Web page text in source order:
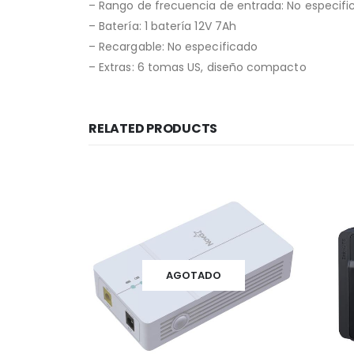
– Rango de frecuencia de entrada: No
– Batería: 1 batería 12V 7Ah
– Recargable: No especificado
– Extras: 6 tomas US, diseño compacto
RELATED PRODUCTS
AGOTADO